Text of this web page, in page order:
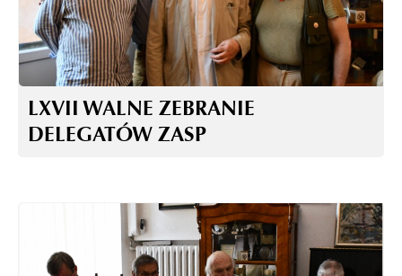
LXVII WALNE ZEBRANIE
DELEGATÓW ZASP